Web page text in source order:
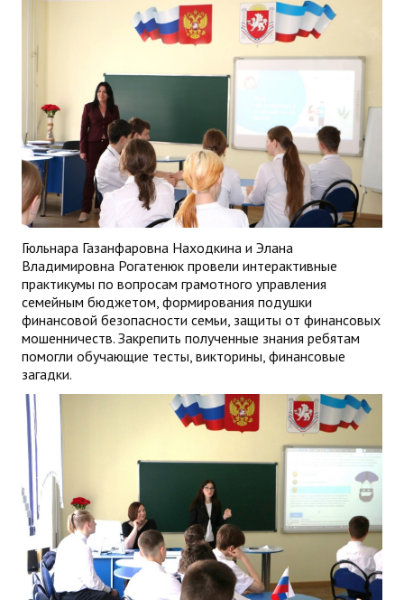
Гюльнара Газанфаровна Находкина и Элана
Владимировна Рогатенюк провели интерактивные
практикумы по вопросам грамотного управления
семейным бюджетом, формирования подушки
финансовой безопасности семьи, защиты от финансовых
мошенничеств. Закрепить полученные знания ребятам
помогли обучающие тесты, викторины, финансовые
загадки.